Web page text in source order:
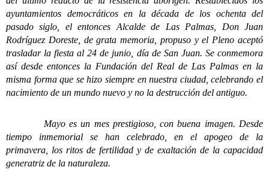
ayuntamientos democráticos en la década de los ochenta del
pasado siglo, el entonces Alcalde de Las Palmas, Don Juan
Rodríguez Doreste, de grata memoria, propuso y el Pleno aceptó
trasladar la fiesta al 24 de junio, día de San Juan. Se conmemora
así desde entonces la Fundación del Real de Las Palmas en la
misma forma que se hizo siempre en nuestra ciudad, celebrando el
nacimiento de un mundo nuevo y no la destrucción del antiguo.
Mayo es un mes prestigioso, con buena imagen. Desde
tiempo inmemorial se han celebrado, en el apogeo de la
primavera, los ritos de fertilidad y de exaltación de la capacidad
generatriz de la naturaleza.